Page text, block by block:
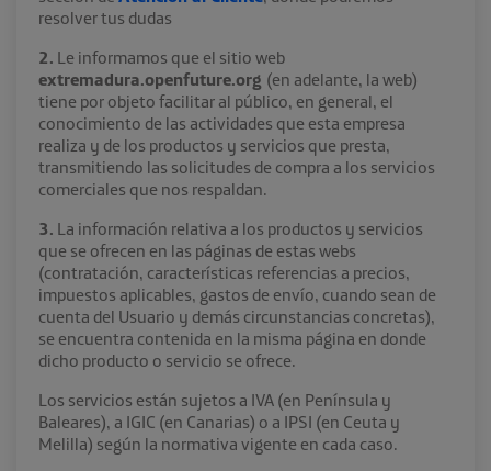
resolver tus dudas
2. Le informamos que el sitio web
extremadura.openfuture.org (en adelante, la web)
tiene por objeto facilitar al público, en general, el
conocimiento de las actividades que esta empresa
realiza y de los productos y servicios que presta,
transmitiendo las solicitudes de compra a los servicios
comerciales que nos respaldan.
3. La información relativa a los productos y servicios
que se ofrecen en las páginas de estas webs
(contratación, características referencias a precios,
impuestos aplicables, gastos de envío, cuando sean de
cuenta del Usuario y demás circunstancias concretas),
se encuentra contenida en la misma página en donde
dicho producto o servicio se ofrece.
Los servicios están sujetos a IVA (en Península y
Baleares), a IGIC (en Canarias) o a IPSI (en Ceuta y
Melilla) según la normativa vigente en cada caso.